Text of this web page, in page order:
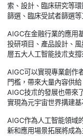
索、設計、臨床研究等
篩選、臨床受試者篩選等
AIGC在金融行業的應用
投研項目、產品設計、
層五大人工智能技朮支撐
AIGC可以實現專業創作
門檻，帶來大量內容供
AIGC技朮的發展也帶來
實現為元宇宙世界搆建基
AIGC作為人工智能領域
新和應用場景拓展將成